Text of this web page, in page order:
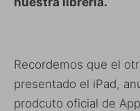
Recordemos que el
presentado el iPad,
prodcuto oficial de